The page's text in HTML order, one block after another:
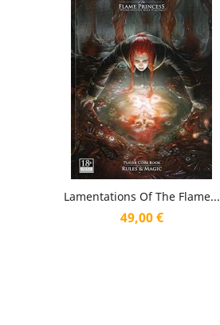
Lamentations Of The Flame...
Prix
49,00 €
Aperçu rapide